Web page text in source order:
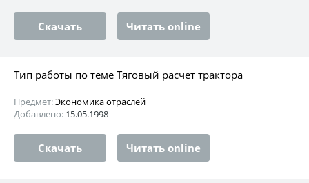
Скачать Читать online
Тип работы по теме Тяговый расчет трактора
Предмет:Экономика отраслей
Добавлено: 15.05.1998
Скачать Читать online